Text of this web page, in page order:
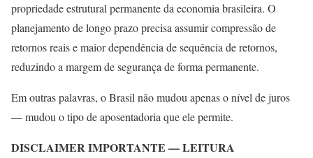
propriedade estrutural permanente da economia brasileira. O
planejamento de longo prazo precisa assumir compressão de
retornos reais e maior dependência de sequência de retornos,
reduzindo a margem de segurança de forma permanente.
Em outras palavras, o Brasil não mudou apenas o nível de juros
— mudou o tipo de aposentadoria que ele permite.
DISCLAIMER IMPORTANTE — LEITURA